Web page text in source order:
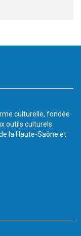
culturelle, fondée
outils culturels
la Haute-Saône et